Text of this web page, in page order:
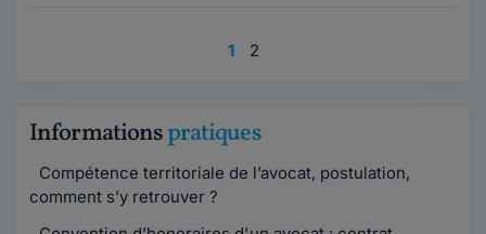
1 2
Informationspratiques
Compétence territoriale de l’avocat, postulation,
comment s’y retrouver ?